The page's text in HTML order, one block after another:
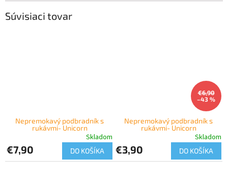
Súvisiaci tovar
Nepremokavý podbradník s
rukávmi- Unicorn
Skladom
€7,90 DO KOŠÍKA
€6,90
–43 %
Nepremokavý podbradník s
rukávmi- Unicorn
Skladom
€3,90 DO KOŠÍKA